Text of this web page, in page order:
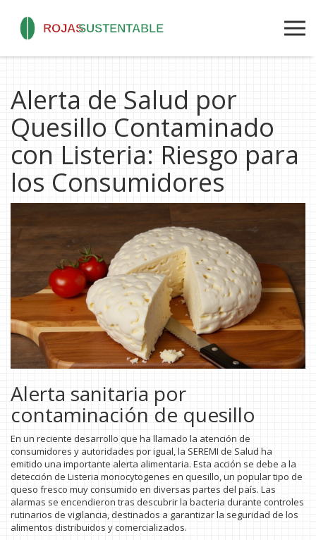
Alerta de Salud por
Quesillo Contaminado
con Listeria: Riesgo para
los Consumidores
Alerta sanitaria por
contaminación de quesillo
En un reciente desarrollo que ha llamado la atención de
consumidores y autoridades por igual, la SEREMI de Salud ha
emitido una importante alerta alimentaria. Esta acción se debe a la
detección de Listeria monocytogenes en quesillo, un popular tipo de
queso fresco muy consumido en diversas partes del país. Las
alarmas se encendieron tras descubrir la bacteria durante controles
rutinarios de vigilancia, destinados a garantizar la seguridad de los
alimentos distribuidos y comercializados.